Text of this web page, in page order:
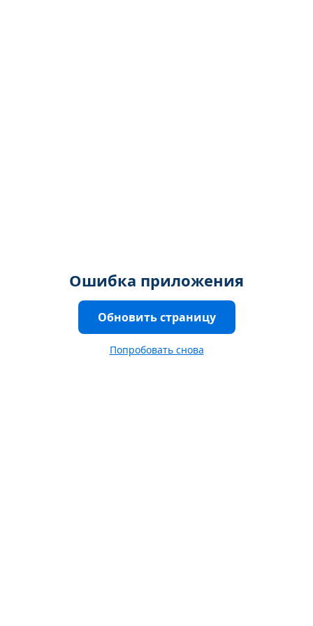
Ошибка приложения
Обновить страницу
Попробовать снова